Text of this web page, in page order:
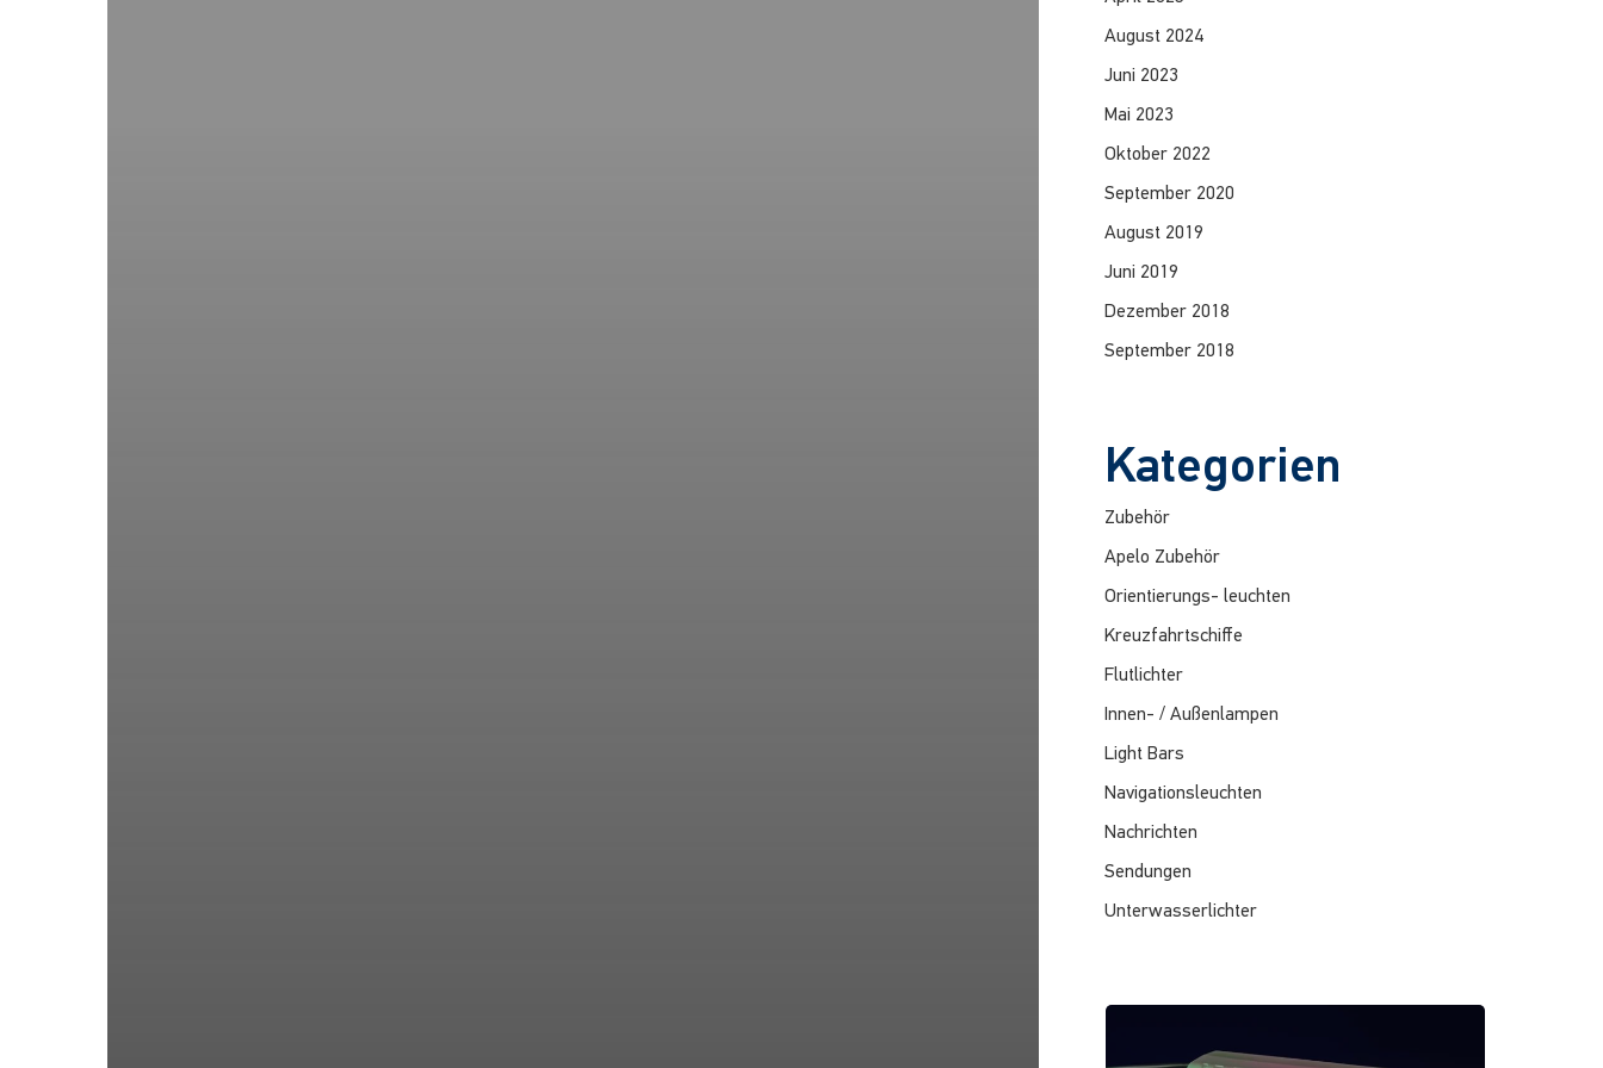
August 2024
Juni 2023
Mai 2023
Oktober 2022
September 2020
August 2019
Juni 2019
Dezember 2018
September 2018
Kategorien
Zubehör
Apelo Zubehör
Orientierungs- leuchten
Kreuzfahrtschiffe
Flutlichter
Innen- / Außenlampen
Light Bars
Navigationsleuchten
Nachrichten
Sendungen
Unterwasserlichter